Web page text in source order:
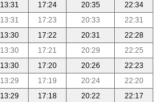
13:31 17:24 20:35
22:34
13:31 17:23 20:33
22:31
13:30 17:22 20:31
22:28
13:30 17:21 20:29
22:25
13:30 17:20 20:26
22:23
13:29 17:19 20:24
22:20
13:29 17:18 20:22
22:17